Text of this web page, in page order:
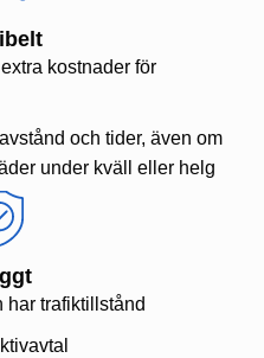
kostnader för
och tider, även om
under kväll eller helg
har trafiktillstånd